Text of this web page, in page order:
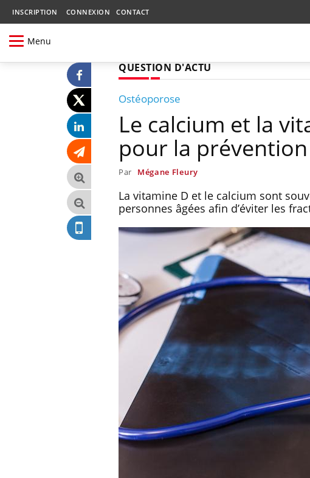
INSCRIPTION CONNEXION CONTACT
Menu
QUESTION D'ACTU
Ostéoporose
Le calcium et la
pour la
Par Mégane Fleury
La vitamine D et le calcium sont
personnes âgées afin d’éviter les
Et si les caries pouvaient
bientôt disparaître sans
plombage ?
c'est indispensable pour
la santé des yeux”
Les troubles du sommeil